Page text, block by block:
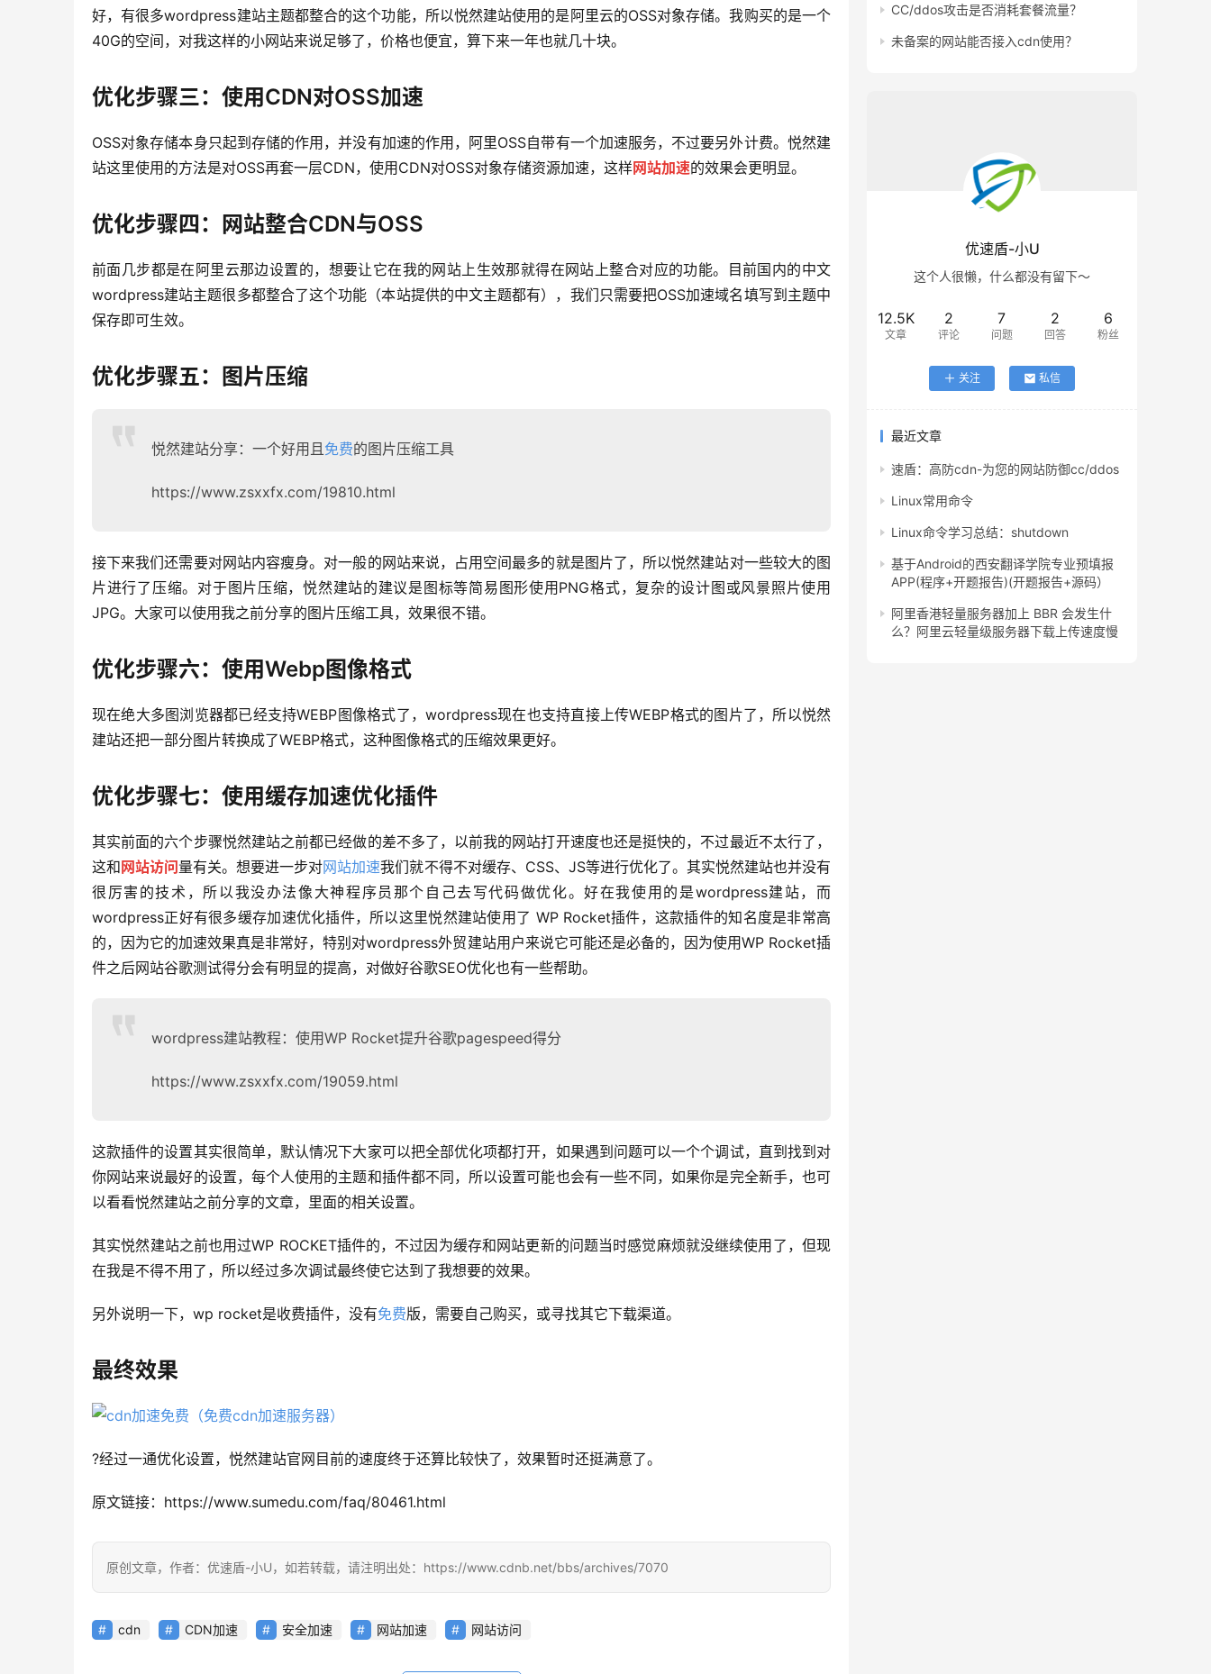
好，有很多wordpress建站主题都整合的这个功能，所以悦然建站使用的是阿里云的OSS对象存储。我购买的是一个
40G的空间，对我这样的小网站来说足够了，价格也便宜，算下来一年也就几十块。
优化步骤三：使用CDN对OSS加速
OSS对象存储本身只起到存储的作用，并没有加速的作用，阿里OSS自带有一个加速服务，不过要另外计费。悦然建
站这里使用的方法是对OSS再套一层CDN，使用CDN对OSS对象存储资源加速，这样网站加速的效果会更明显。
优化步骤四：网站整合CDN与OSS
前面几步都是在阿里云那边设置的，想要让它在我的网站上生效那就得在网站上整合对应的功能。目前国内的中文
wordpress建站主题很多都整合了这个功能（本站提供的中文主题都有），我们只需要把OSS加速域名填写到主题中
保存即可生效。
优化步骤五：图片压缩
悦然建站分享：一个好用且免费的图片压缩工具
https://www.zsxxfx.com/19810.html
接下来我们还需要对网站内容瘦身。对一般的网站来说，占用空间最多的就是图片了，所以悦然建站对一些较大的图
片进行了压缩。对于图片压缩，悦然建站的建议是图标等简易图形使用PNG格式，复杂的设计图或风景照片使用
JPG。大家可以使用我之前分享的图片压缩工具，效果很不错。
优化步骤六：使用Webp图像格式
现在绝大多图浏览器都已经支持WEBP图像格式了，wordpress现在也支持直接上传WEBP格式的图片了，所以悦然
建站还把一部分图片转换成了WEBP格式，这种图像格式的压缩效果更好。
优化步骤七：使用缓存加速优化插件
其实前面的六个步骤悦然建站之前都已经做的差不多了，以前我的网站打开速度也还是挺快的，不过最近不太行了，
这和 网站访问 量有关。想要进一步对网站加速我们就不得不对缓存、CSS、JS等进行优化了。其实悦然建站也并没有
很厉害的技术，所以我没办法像大神程序员那个自己去写代码做优化。好在我使用的是wordpress建站，而
wordpress正好有很多缓存加速优化插件，所以这里悦然建站使用了 WP Rocket插件，这款插件的知名度是非常高
的，因为它的加速效果真是非常好，特别对wordpress外贸建站用户来说它可能还是必备的，因为使用WP Rocket插
件之后网站谷歌测试得分会有明显的提高，对做好谷歌SEO优化也有一些帮助。
wordpress建站教程：使用WP Rocket提升谷歌pagespeed得分
https://www.zsxxfx.com/19059.html
这款插件的设置其实很简单，默认情况下大家可以把全部优化项都打开，如果遇到问题可以一个个调试，直到找到对
你网站来说最好的设置，每个人使用的主题和插件都不同，所以设置可能也会有一些不同，如果你是完全新手，也可
以看看悦然建站之前分享的文章，里面的相关设置。
其实悦然建站之前也用过WP ROCKET插件的，不过因为缓存和网站更新的问题当时感觉麻烦就没继续使用了，但现
在我是不得不用了，所以经过多次调试最终使它达到了我想要的效果。
另外说明一下，wp rocket是收费插件，没有免费版，需要自己购买，或寻找其它下载渠道。
最终效果
?经过一通优化设置，悦然建站官网目前的速度终于还算比较快了，效果暂时还挺满意了。
原文链接：https://www.sumedu.com/faq/80461.html
原创文章，作者：优速盾-小U，如若转载，请注明出处：https://www.cdnb.net/bbs/archives/7070
cdn CDN加速 安全加速 网站加速 网站访问
CC/ddos攻击是否消耗套餐流量？
未备案的网站能否接入cdn使用？
优速盾-小U
这个人很懒，什么都没有留下～
12.5K
文章
2
评论
7
问题
2
回答
6
粉丝
关注 私信
最近文章
速盾：高防cdn-为您的网站防御cc/ddos
Linux常用命令
Linux命令学习总结：shutdown
基于Android的西安翻译学院专业预填报
APP(程序+开题报告)(开题报告+源码）
阿里香港轻量服务器加上 BBR 会发生什
么？阿里云轻量级服务器下载上传速度慢